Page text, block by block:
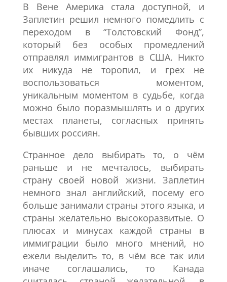
В Вене Америка стала доступной, и
Заплетин решил немного помедлить с
переходом в “Толстовский Фонд”,
который без особых промедлений
отправлял иммигрантов в США. Никто
их никуда не торопил, и грех не
воспользоваться моментом,
уникальным моментом в судьбе, когда
можно было поразмышлять и о других
местах планеты, согласных принять
бывших россиян.
Странное дело выбирать то, о чём
раньше и не мечталось, выбирать
страну своей новой жизни. Заплетин
немного знал английский, посему его
больше занимали страны этого языка, и
страны желательно высокоразвитые. О
плюсах и минусах каждой страны в
иммиграции было много мнений, но
ежели выделить то, в чём все так или
иначе соглашались, то Канада